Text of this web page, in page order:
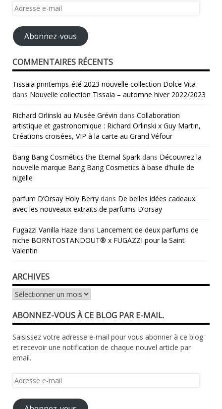
Adresse
mail
Abonnez-vous
COMMENTAIRES RÉCENTS
Tissaia printemps-été 2023 nouvelle collection Dolce Vita
dans Nouvelle collection Tissaia – automne hiver 2022/2023
Richard Orlinski au Musée Grévin dans Collaboration
artistique et gastronomique : Richard Orlinski x Guy Martin,
Créations croisées, VIP à la carte au Grand Véfour
Bang Bang Cosmétics the Eternal Spark dans Découvrez la
nouvelle marque Bang Bang Cosmetics à base d’huile de
nigelle
parfum D’Orsay Holy Berry dans De belles idées cadeaux
avec les nouveaux extraits de parfums D’orsay
Fugazzi Vanilla Haze dans Lancement de deux parfums de
niche BORNTOSTANDOUT® x FUGAZZI pour la Saint
Valentin
ARCHIVES
Archives
ABONNEZ-VOUS À CE BLOG PAR E-MAIL.
Saisissez votre adresse e-mail pour vous abonner à ce blog
et recevoir une notification de chaque nouvel article par
email.
Adresse
mail